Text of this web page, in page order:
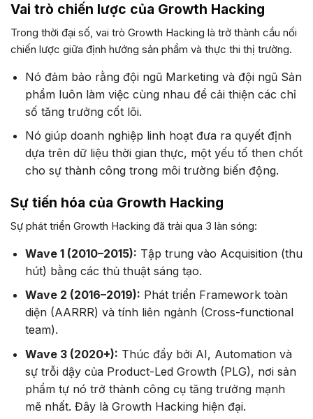
Vai trò chiến lược của Growth Hacking
Trong thời đại số, vai trò Growth Hacking là trở thành cầu nối
chiến lược giữa định hướng sản phẩm và thực thi thị trường.
Nó đảm bảo rằng đội ngũ Marketing và đội ngũ Sản
phẩm luôn làm việc cùng nhau để cải thiện các chỉ
số tăng trưởng cốt lõi.
Nó giúp doanh nghiệp linh hoạt đưa ra quyết định
dựa trên dữ liệu thời gian thực, một yếu tố then chốt
cho sự thành công trong môi trường biến động.
Sự tiến hóa của Growth Hacking
Sự phát triển Growth Hacking đã trải qua 3 làn sóng:
Wave 1 (2010–2015): Tập trung vào Acquisition (thu
hút) bằng các thủ thuật sáng tạo.
Wave 2 (2016–2019): Phát triển Framework toàn
diện (AARRR) và tính liên ngành (Cross-functional
team).
Wave 3 (2020+): Thúc đẩy bởi AI, Automation và
sự trỗi dậy của Product-Led Growth (PLG), nơi sản
phẩm tự nó trở thành công cụ tăng trưởng mạnh
mẽ nhất. Đây là Growth Hacking hiện đại.